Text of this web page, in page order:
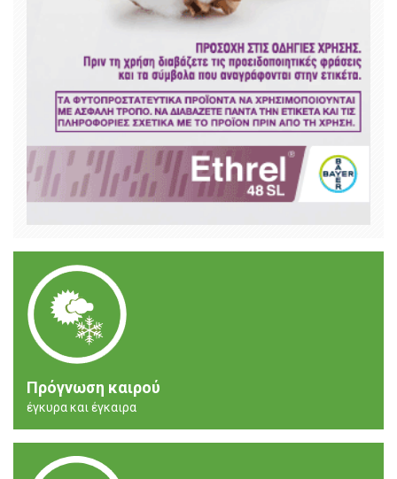
Πρόγνωση καιρού
έγκυρα και έγκαιρα